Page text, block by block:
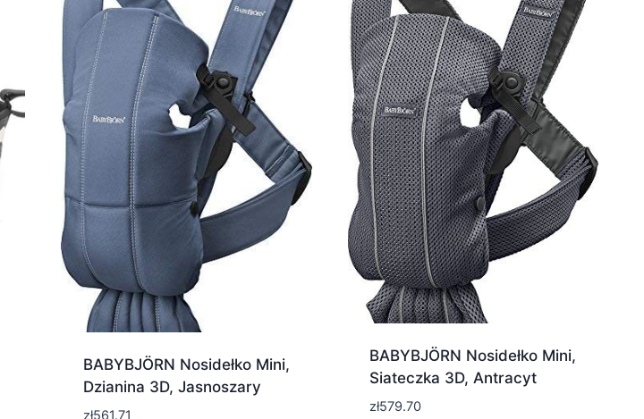
BABYBJÖRN Nosidełko Mini,
Dzianina 3D, Jasnoszary
BABYBJÖRN Nosidełko Mini,
Siateczka 3D, Antracyt
zł579.70